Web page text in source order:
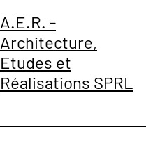
A.E.R. -
Architecture,
Etudes et
Réalisations SPRL